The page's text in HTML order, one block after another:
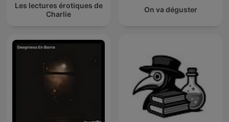
Les lectures érotiques de
Charlie
On va déguster